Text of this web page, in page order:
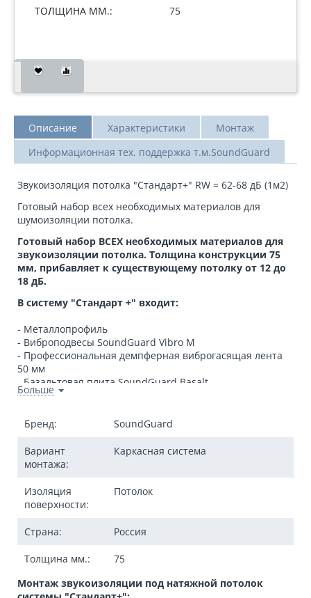
ТОЛЩИНА ММ.:
75
Описание Характеристики
Монтаж
Информационная тех. поддержка т.м.SoundGuard
Звукоизоляция потолка "Стандарт+" RW = 62-68 дБ (1м2)
Готовый набор всех необходимых материалов для
шумоизоляции потолка.
Готовый набор ВСЕХ необходимых материалов для
звукоизоляции потолка. Толщина конструкции 75
мм, прибавляет к существующему потолку от 12 до
18 дБ.
В систему "Стандарт +" входит:
- Металлопрофиль
- Виброподвесы SoundGuard Vibro M
- Профессиональная демпферная виброгасящая лента
50 мм
- Базальтовая плита SoundGuard Basalt
- Звукоизоляционные панели SoundGuard ЭкоЗвукоИзол
- Лента SoundGuard Tape
- Саморезы
- Дюбеля
Больше
Бренд: SoundGuard
Вариант
монтажа:
Каркасная система
Изоляция
поверхности:
Потолок
Страна: Россия
Толщина мм.:
75
Монтаж звукоизоляции под натяжной потолок